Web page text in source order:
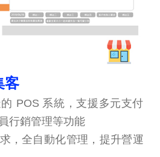
客
POS 系統，支援多元支付
行銷管理等功能
，全自動化管理，提升營運